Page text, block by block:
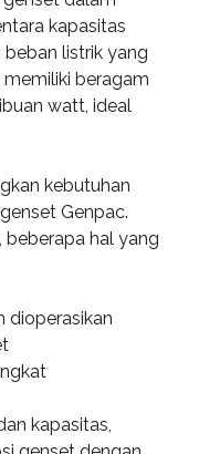
kapasitas
listrik yang
beragam
watt, ideal
kebutuhan
Genpac.
beberapa hal yang
dioperasikan
kapasitas,